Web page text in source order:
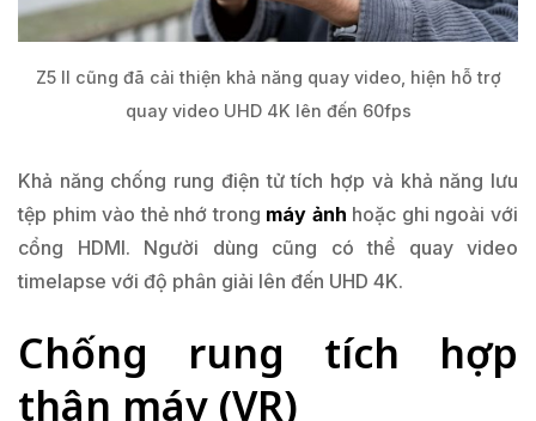
Z5 II cũng đã cải thiện khả năng quay video, hiện hỗ trợ
quay video UHD 4K lên đến 60fps
Khả năng chống rung điện tử tích hợp và khả năng lưu
tệp phim vào thẻ nhớ trong máy ảnh hoặc ghi ngoài với
cổng HDMI. Người dùng cũng có thể quay video
timelapse với độ phân giải lên đến UHD 4K.
Chống rung tích hợp
thân máy (VR)